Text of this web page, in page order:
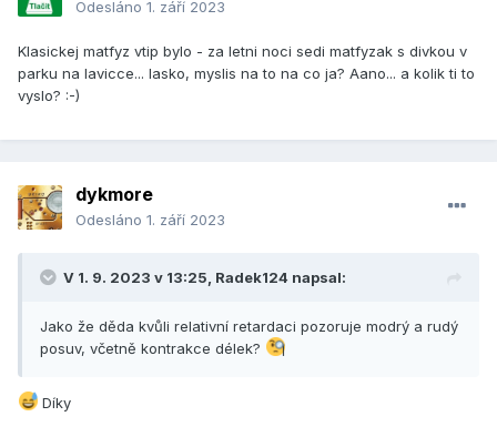
Odesláno 1. září 2023
Klasickej matfyz vtip bylo - za letni noci sedi matfyzak s divkou v
parku na lavicce... lasko, myslis na to na co ja? Aano... a kolik ti to
vyslo? :-)
dykmore
Odesláno 1. září 2023
V 1. 9. 2023 v 13:25, Radek124 napsal:
Jako že děda kvůli relativní retardaci pozoruje modrý a rudý
posuv, včetně kontrakce délek?
Díky